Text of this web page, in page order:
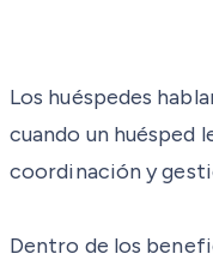
Los huéspedes
cuando un huésped
coordinación y
Dentro de los